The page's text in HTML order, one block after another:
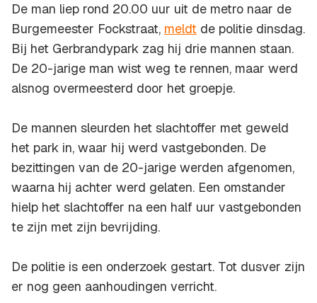
De man liep rond 20.00 uur uit de metro naar de
Burgemeester Fockstraat, meldt de politie dinsdag.
Bij het Gerbrandypark zag hij drie mannen staan.
De 20-jarige man wist weg te rennen, maar werd
alsnog overmeesterd door het groepje.
De mannen sleurden het slachtoffer met geweld
het park in, waar hij werd vastgebonden. De
bezittingen van de 20-jarige werden afgenomen,
waarna hij achter werd gelaten. Een omstander
hielp het slachtoffer na een half uur vastgebonden
te zijn met zijn bevrijding.
De politie is een onderzoek gestart. Tot dusver zijn
er nog geen aanhoudingen verricht.